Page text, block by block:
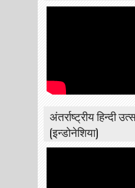
अंतर्राष्ट्रीय हिन्दी
(इन्डोनेशिया)